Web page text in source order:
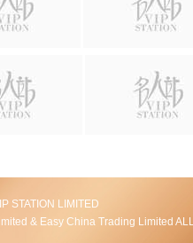
STATION LIMITED
& Easy China Trading Limited